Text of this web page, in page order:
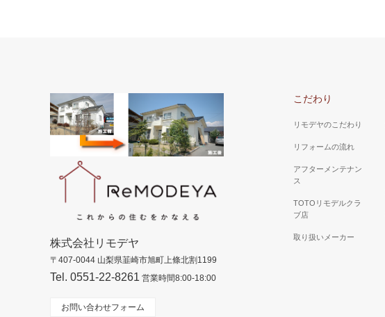
こだわり
リモデヤのこだわり
リフォームの流れ
アフターメンテナン
ス
TOTOリモデルクラ
ブ店
取り扱いメーカー
株式会社リモデヤ
〒407-0044 山梨県韮崎市旭町上條北割1199
Tel. 0551-22-8261 営業時間8:00-18:00
お問い合わせフォーム